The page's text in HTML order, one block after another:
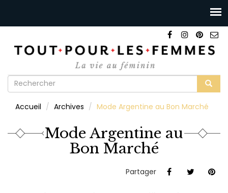
Formulaire
recherche
Accueil Archives Mode Argentine au Bon Marché
Mode Argentine au
Bon Marché
Partager